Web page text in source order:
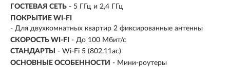
ГОСТЕВАЯ СЕТЬ - 5 ГГц и 2,4 ГГц
ПОКРЫТИЕ WI-FI
- Для двухкомнатных квартир 2 фиксированные антенны
СКОРОСТЬ WI-FI
- До 100 Мбит/с
СТАНДАРТЫ
- Wi-Fi 5 (802.11ac)
ОСНОВНЫЕ ОСОБЕННОСТИ - Мини-роутеры